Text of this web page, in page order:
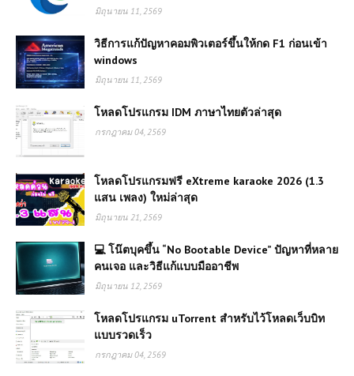
มิถุนายน 11, 2569
วิธีการแก้ปัญหาคอมพิวเตอร์ขึ้นให้กด F1 ก่อนเข้า
windows
มิถุนายน 11, 2569
โหลดโปรแกรม IDM ภาษาไทยตัวล่าสุด
กรกฎาคม 04, 2569
โหลดโปรแกรมฟรี eXtreme karaoke 2026 (1.3
แสน เพลง) ใหม่ล่าสุด
มิถุนายน 21, 2569
💻 โน๊ตบุคขึ้น “No Bootable Device” ปัญหาที่หลาย
คนเจอ และวิธีแก้แบบมืออาชีพ
มิถุนายน 12, 2569
โหลดโปรแกรม uTorrent สำหรับไว้โหลดเว็บบิท
แบบรวดเร็ว
กรกฎาคม 04, 2569